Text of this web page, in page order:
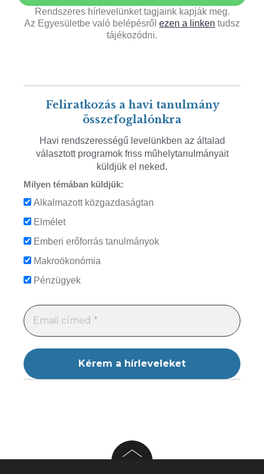
Rendszeres hírlevelünket tagjaink kapják meg.
Az Egyesületbe való belépésről ezen a linken tudsz
tájékozódni.
Feliratkozás a havi tanulmány
összefoglalónkra
Havi rendszerességű levelünkben az általad
választott programok friss műhelytanulmányait
küldjük el neked.
Milyen témában küldjük:
Alkalmazott közgazdaságtan
Elmélet
Emberi erőforrás tanulmányok
Makroökonómia
Pénzügyek